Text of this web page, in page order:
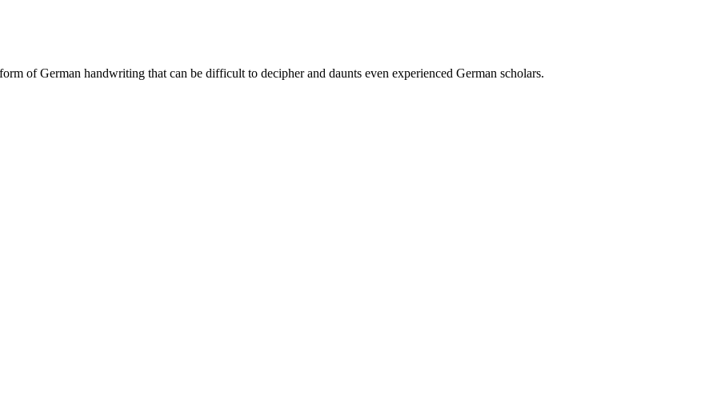
of German handwriting that can be difficult to decipher and daunts even experienced German scholars.